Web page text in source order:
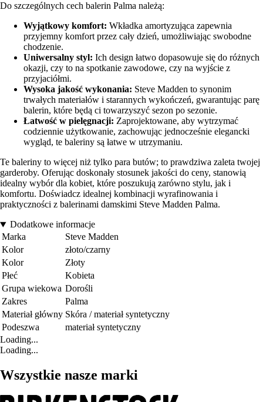
Do szczególnych cech balerin Palma należą:
Wyjątkowy komfort: Wkładka amortyzująca zapewnia
przyjemny komfort przez cały dzień, umożliwiając swobodne
chodzenie.
Uniwersalny styl: Ich design łatwo dopasowuje się do różnych
okazji, czy to na spotkanie zawodowe, czy na wyjście z
przyjaciółmi.
Wysoka jakość wykonania: Steve Madden to synonim
trwałych materiałów i starannych wykończeń, gwarantując parę
balerin, które będą ci towarzyszyć sezon po sezonie.
Łatwość w pielęgnacji: Zaprojektowane, aby wytrzymać
codziennie użytkowanie, zachowując jednocześnie elegancki
wygląd, te baleriny są łatwe w utrzymaniu.
Te baleriny to więcej niż tylko para butów; to prawdziwa zaleta twojej
garderoby. Oferując doskonały stosunek jakości do ceny, stanowią
idealny wybór dla kobiet, które poszukują zarówno stylu, jak i
komfortu. Doświadcz idealnej kombinacji wyrafinowania i
praktyczności z balerinami damskimi Steve Madden Palma.
Dodatkowe informacje
Marka
Steve Madden
Kolor
złoto/czarny
Kolor
Złoty
Płeć
Kobieta
Grupa wiekowa Dorośli
Zakres
Palma
Materiał główny Skóra / materiał syntetyczny
Podeszwa
materiał syntetyczny
Loading...
Loading...
Wszystkie nasze marki